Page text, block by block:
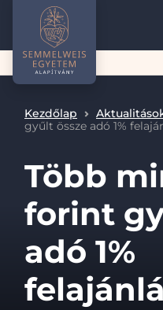
Kezdőlap
gyűlt össze adó 1%
Több
forint
adó 1%